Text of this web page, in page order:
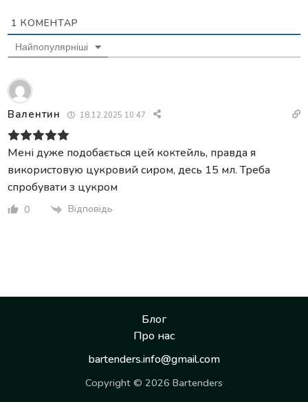
1 КОМЕНТАР
Найпопулярніші
Валентин 18.12.2025 10:47
Мені дуже подобається цей коктейль, правда я
використовую цукровий сиром, десь 15 мл. Треба
спробувати з цукром
0 Відповідь
Блог
Про нас
bartenders.info@gmail.com
Copyright © 2026 Bartenders